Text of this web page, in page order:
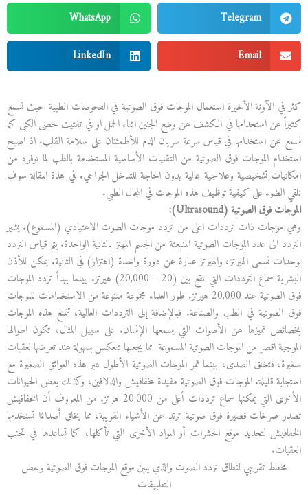
Telegram
WhatsApp
Email
LinkedIn
كثر في الآونة الأخيرة استعمال الموجات فوق الصوتية في الفحوصات الطبية حيث نسمع
كثيراً عن استخدامها في الكشف عن وضع الجنين اثناء الحمل او في تفتيت حصى الكلى كما
نسمع عن استخدامها في قياس سرعة سريان الدم للأطمئنان على سلامة القلب. اذ اصبح
استخدام الموجات فوق الصوتية من التقنيات الأساسية المستخدمة بالطب لما توفره من
امكانيات تشخيصية وعلاجية عالية بدون الحاجة للتدخل الجراحي. في هذة المقالة سوف
نلقي الضوء على كيفية توظيف هذه الموجات في المجال الطبي.
الموجات فوق الصوتية (Ultrasound
):
وهي موجات ذات ترددات اعلى من تردد موجات الصوت الاعتيادي (المسموع). يشير
التردد الى عدد الموجات الصوتية المنبعثة من الجسم المهتز بالثانية الواحدة. يتم قياس التردد
بوحدات تسمى الهيرتز، والهيرتز عبارة عن دورة واحدة (اهتزاز) في الثانية. يمكن للأذن
البشرية سماع الترددات التي تقع بين (20 – 20,000) هيرتز. بينما يبدأ تردد الموجات
فوق الصوتية عند 20,000 هيرتز. طور العلماء مجموعة متنوعة من الاستخدامات للموجات
فوق الصوتية في الطب والصناعة. فبالإضافة إلى الترددات العالية، تتمتع هذه الموجات
بخصائص تميزها عن الأصوات التي يسمعها الإنسان. على سبيل المثال، تكون اطوالها
الموجية اقصر من الموجات الصوتية المسموعة مما يجعلها تنعكس بسهولة عند تعرضها لعقبات
صغيرة، فتخلق الصدى، بينما تمر الموجات الصوتية الأطول عبر هذه العوائق الصغيرة مع
استجابة قليلة. الموجات فوق الصوتية مفيدة للخفافيش والدلافين، وكذلك بعض الحيوانات
الأخرى التي يمكنها سماع ترددات أعلى من 20,000 هرتز. من المعروف أن الخفافيش
تصدر صرخات قصيرة فوق صوتية ترتد عن الأشياء القريبة، مما يخلق أصداءًا تستخدمها
الخفافيش لتحديد موقع الحشرات أو المواد الأخرى التي تأكلها، كما تساعدها في تجنب
العقبات.
مخطط تقريبي لنطاق تردد الصوت والذي يبين موقع الموجات فوق الصوتية وبعض
التطبيقات